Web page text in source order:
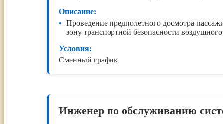
Описание:
Проведение предполетного досмотра
зону транспортной безопасности
Условия:
Сменный график
Инженер по обслуживанию